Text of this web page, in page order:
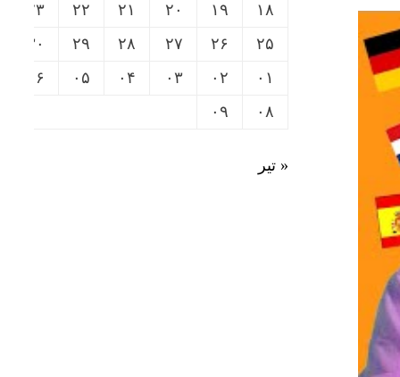
۱۸
۱۹ ۲۰ ۲۱ ۲۲
۲۳
۲۵
۲۶ ۲۷ ۲۸ ۲۹
۳۰
۰۱
۰۲ ۰۳ ۰۴ ۰۵
۰۶
۰۸
۰۹
« تیر